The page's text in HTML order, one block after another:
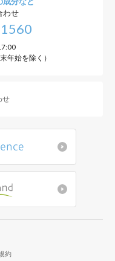
わせ
年始を除く）
せ
約